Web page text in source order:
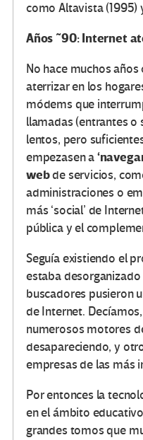
como Altavista (1995)
Años ~90: Internet
No hace muchos
aterrizar en los
módems que
llamadas (entrantes o
lentos, pero
empezasen a
webde servicios,
administraciones o
más ‘social’ de
pública y el
Seguía existiendo el
estaba
buscadores pusieron
de Internet.
numerosos motores
desapareciendo, y
empresas de las más
Por entonces la
en el ámbito
grandes tomos que